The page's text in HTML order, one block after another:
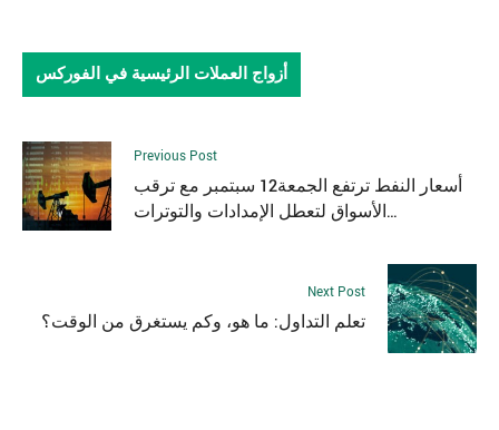
أزواج العملات الرئيسية في الفوركس
Previous Post
أسعار النفط ترتفع الجمعة12 سبتمبر مع ترقب
الأسواق لتعطل الإمدادات والتوترات
Next Post
تعلم التداول: ما هو، وكم يستغرق من الوقت؟